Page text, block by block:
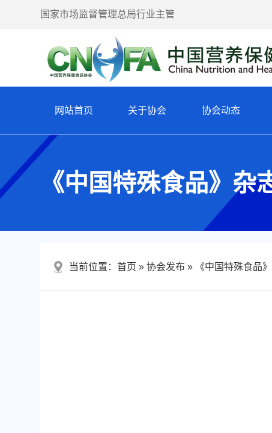
国家市场监督管理总局行业主管
网站首页 关于协会 协会动态
《中国特殊食品》杂
当前位置：首页 协会发布 《中国特殊食品